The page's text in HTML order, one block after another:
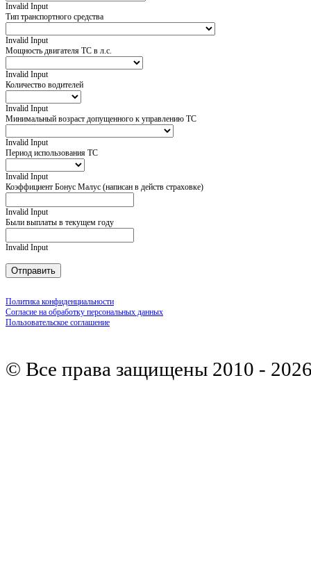
Invalid Input
Тип транспортного средства
Invalid Input
Мощность двигателя ТС в л.с.
Invalid Input
Количество водителей
Invalid Input
Минимальный возраст допущенного к управлению ТС
Invalid Input
Период использования ТС
Invalid Input
Коэффициент Бонус Малус (написан в действ страховке)
Invalid Input
Были выплаты в текущем году
Invalid Input
Политика конфиденциальности
Согласие на обработку персональных данных
Пользовательское соглашение
© Все права защищены 2010 -